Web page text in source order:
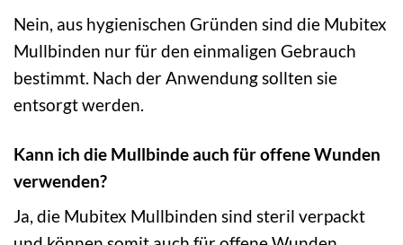
Nein, aus hygienischen Gründen sind die Mubitex
Mullbinden nur für den einmaligen Gebrauch
bestimmt. Nach der Anwendung sollten sie
entsorgt werden.
Kann ich die Mullbinde auch für offene Wunden
verwenden?
Ja, die Mubitex Mullbinden sind steril verpackt